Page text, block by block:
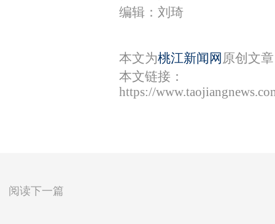
编辑：刘琦
本文为桃江新闻网 原创文
本文链接：
https://
阅读下一篇